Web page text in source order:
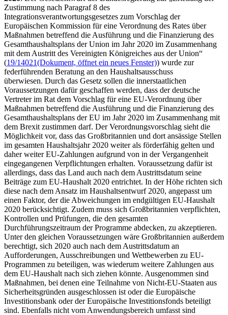
Zustimmung nach Paragraf 8 des
Integrationsverantwortungsgesetzes zum Vorschlag der
Europäischen Kommission für eine Verordnung des Rates über
Maßnahmen betreffend die Ausführung und die Finanzierung des
Gesamthaushaltsplans der Union im Jahr 2020 im Zusammenhang
mit dem Austritt des Vereinigten Königreiches aus der Union“
(19/14021(Dokument, öffnet ein neues Fenster)) wurde zur
federführenden Beratung an den Haushaltsausschuss
überwiesen. Durch das Gesetz sollen die innerstaatlichen
Voraussetzungen dafür geschaffen werden, dass der deutsche
Vertreter im Rat dem Vorschlag für eine EU-Verordnung über
Maßnahmen betreffend die Ausführung und die Finanzierung des
Gesamthaushaltsplans der EU im Jahr 2020 im Zusammenhang mit
dem Brexit zustimmen darf. Der Verordnungsvorschlag sieht die
Möglichkeit vor, dass das Großbritannien und dort ansässige Stellen
im gesamten Haushaltsjahr 2020 weiter als förderfähig gelten und
daher weiter EU-Zahlungen aufgrund von in der Vergangenheit
eingegangenen Verpflichtungen erhalten. Voraussetzung dafür ist
allerdings, dass das Land auch nach dem Austrittsdatum seine
Beiträge zum EU-Haushalt 2020 entrichtet. In der Höhe richten sich
diese nach dem Ansatz im Haushaltsentwurf 2020, angepasst um
einen Faktor, der die Abweichungen im endgültigen EU-Haushalt
2020 berücksichtigt. Zudem muss sich Großbritannien verpflichten,
Kontrollen und Prüfungen, die den gesamten
Durchführungszeitraum der Programme abdecken, zu akzeptieren.
Unter den gleichen Voraussetzungen wäre Großbritannien außerdem
berechtigt, sich 2020 auch nach dem Austrittsdatum an
Aufforderungen, Ausschreibungen und Wettbewerben zu EU-
Programmen zu beteiligen, was wiederum weitere Zahlungen aus
dem EU-Haushalt nach sich ziehen könnte. Ausgenommen sind
Maßnahmen, bei denen eine Teilnahme von Nicht-EU-Staaten aus
Sicherheitsgründen ausgeschlossen ist oder die Europäische
Investitionsbank oder der Europäische Investitionsfonds beteiligt
sind. Ebenfalls nicht vom Anwendungsbereich umfasst sind